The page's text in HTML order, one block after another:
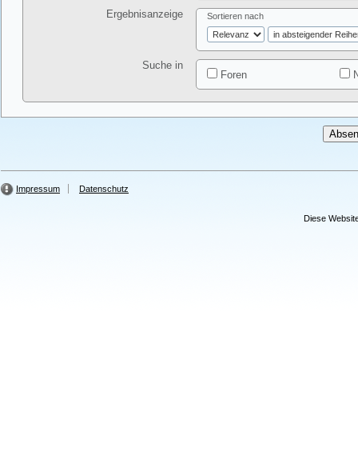
Ergebnisanzeige Sortieren nach
Suche in
Foren
Impressum Datenschutz
Diese